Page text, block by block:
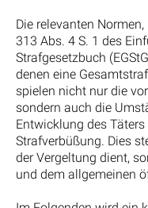
Die relevanten
313 Abs. 4 S. 1 des
Strafgesetzbuch
denen eine
spielen nicht nur die
sondern auch die
Entwicklung des
Strafverbüßung. Dies
der Vergeltung dient,
und dem allgemeinen